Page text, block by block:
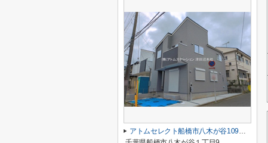
アトムセレクト船橋市八木が谷109 2棟 1号棟